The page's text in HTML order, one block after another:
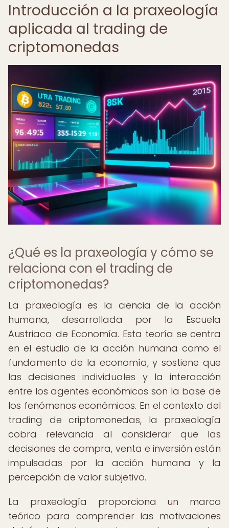
Introducción a la praxeología
aplicada al trading de
criptomonedas
¿Qué es la praxeología y cómo se
relaciona con el trading de
criptomonedas?
La praxeología es la ciencia de la acción
humana, desarrollada por la Escuela
Austriaca de Economía. Esta teoría se centra
en el estudio de la acción humana como el
fundamento de la economía, y sostiene que
las decisiones individuales y la interacción
entre los agentes económicos son la base de
los fenómenos económicos. En el contexto del
trading de criptomonedas, la praxeología
cobra relevancia al considerar que las
decisiones de compra, venta e inversión están
impulsadas por la acción humana y la
percepción de valor subjetivo.
La praxeología proporciona un marco
teórico para comprender las motivaciones